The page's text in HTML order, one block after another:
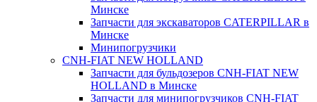
Минске
Запчасти для экскаваторов CATERPILLAR в
Минскe
Минипогрузчики
CNH-FIAT NEW HOLLAND
Запчасти для бульдозеров CNH-FIAT NEW
HOLLAND в Минске
Запчасти для минипогрузчиков CNH-FIAT